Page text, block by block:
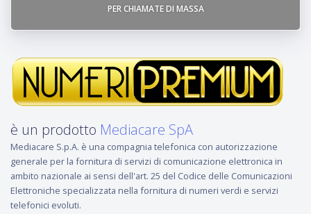
PER CHIAMATE DI MASSA
è un prodotto Mediacare SpA
Mediacare S.p.A. è una compagnia telefonica con autorizzazione
generale per la fornitura di servizi di comunicazione elettronica in
ambito nazionale ai sensi dell'art. 25 del Codice delle Comunicazioni
Elettroniche specializzata nella fornitura di numeri verdi e servizi
telefonici evoluti.